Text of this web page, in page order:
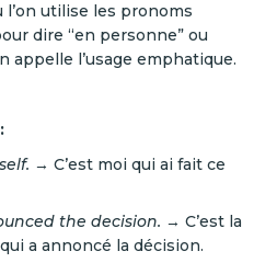
l’on utilise les pronoms
dire “en personne” ou
appelle l’usage emphatique.
→ C’est moi qui ai fait ce
the decision. → C’est la
a annoncé la décision.